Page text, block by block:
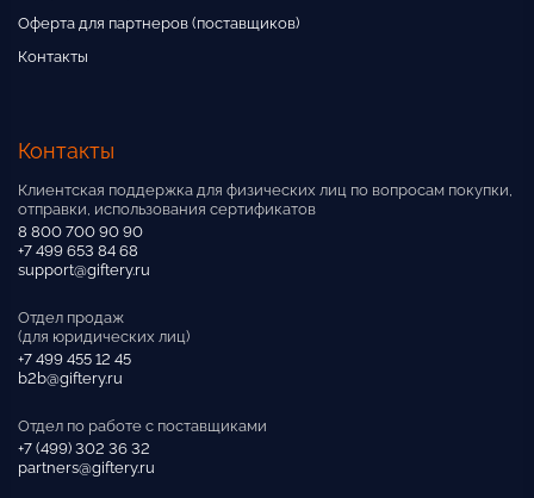
Оферта для партнеров (поставщиков)
Контакты
Контакты
Клиентская поддержка для физических лиц по вопросам покупки,
отправки, использования сертификатов
8 800 700 90 90
+7 499 653 84 68
support@giftery.ru
Отдел продаж
(для юридических лиц)
+7 499 455 12 45
b2b@giftery.ru
Отдел по работе с поставщиками
+7 (499) 302 36 32
partners@giftery.ru